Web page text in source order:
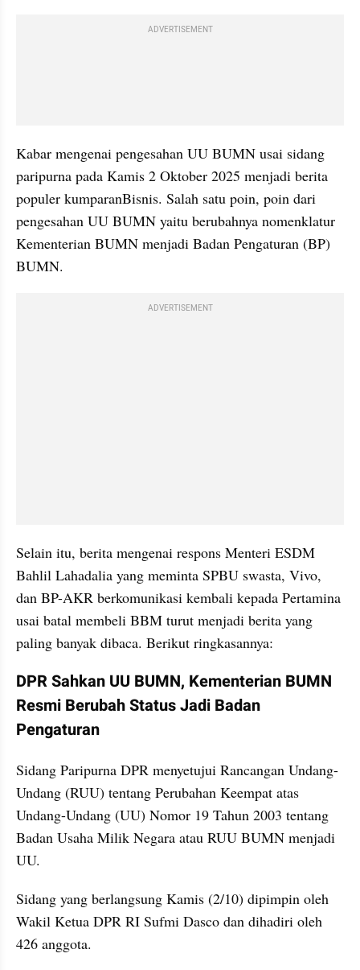
ADVERTISEMENT
Kabar mengenai pengesahan UU BUMN usai sidang
paripurna pada Kamis 2 Oktober 2025 menjadi berita
populer kumparanBisnis. Salah satu poin, poin dari
pengesahan UU BUMN yaitu berubahnya nomenklatur
Kementerian BUMN menjadi Badan Pengaturan (BP)
BUMN.
ADVERTISEMENT
Selain itu, berita mengenai respons Menteri ESDM
Bahlil Lahadalia yang meminta SPBU swasta, Vivo,
dan BP-AKR berkomunikasi kembali kepada Pertamina
usai batal membeli BBM turut menjadi berita yang
paling banyak dibaca. Berikut ringkasannya:
DPR Sahkan UU BUMN, Kementerian BUMN
Resmi Berubah Status Jadi Badan
Pengaturan
Sidang Paripurna DPR menyetujui Rancangan Undang-
Undang (RUU) tentang Perubahan Keempat atas
Undang-Undang (UU) Nomor 19 Tahun 2003 tentang
Badan Usaha Milik Negara atau RUU BUMN menjadi
UU.
Sidang yang berlangsung Kamis (2/10) dipimpin oleh
Wakil Ketua DPR RI Sufmi Dasco dan dihadiri oleh
426 anggota.